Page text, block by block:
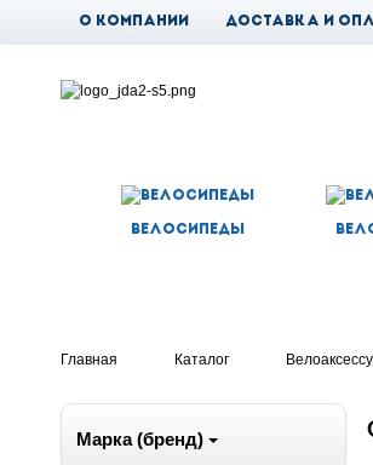
О компании Доставка и
Велосипеды
Главная Каталог
Марка (бренд)